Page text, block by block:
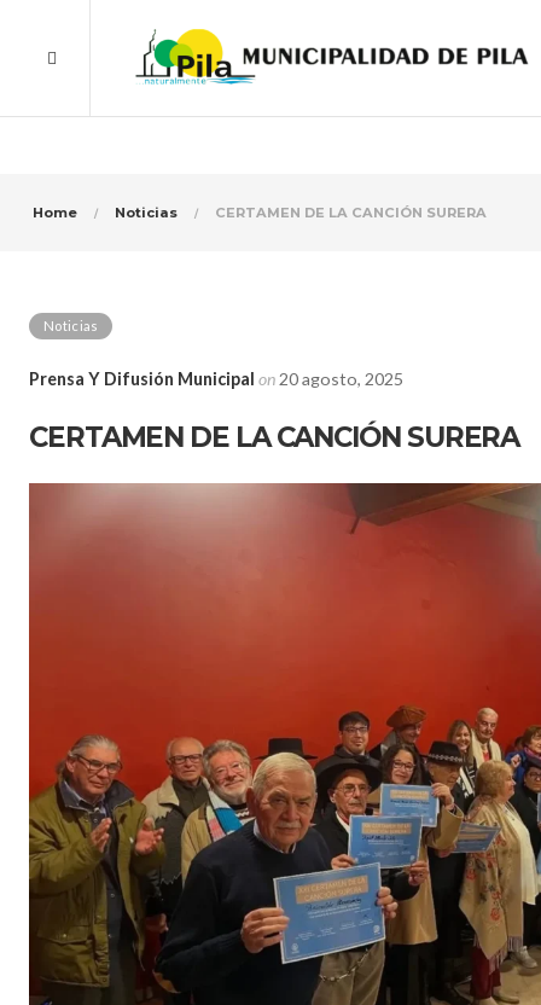
Home Noticias CERTAMEN DE LA CANCIÓN SURERA
Noticias
Prensa Y Difusión Municipal on20 agosto, 2025
CERTAMEN DE LA CANCIÓN SURERA